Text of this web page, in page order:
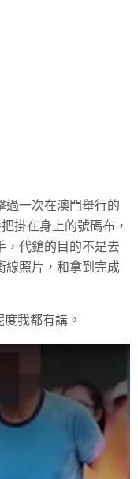
過一次在澳門舉行的
掛在身上的號碼布，
，代鎗的目的不是去
線照片，和拿到完成
度我都有講。